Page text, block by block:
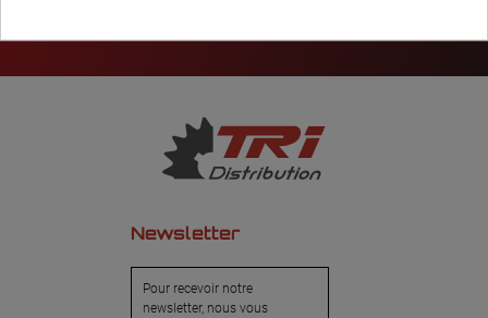
Newsletter
Pour recevoir notre
newsletter, nous vous